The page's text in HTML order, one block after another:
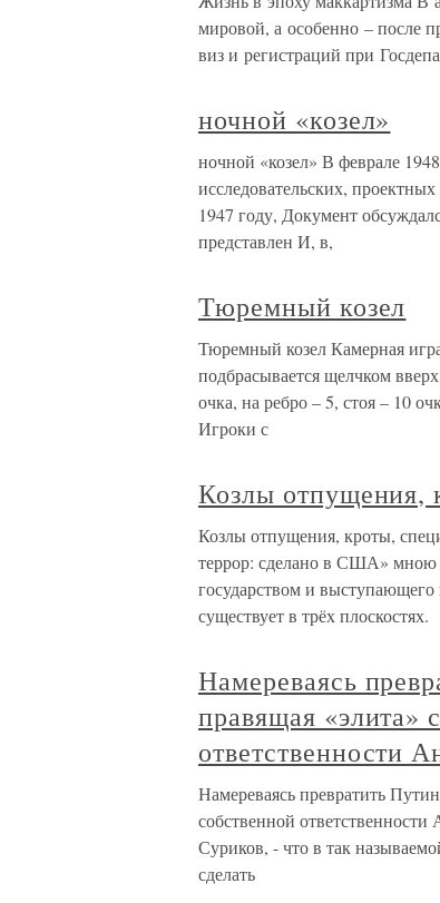
мировой, а особенно – после
виз и регистраций при
ночной «козел»
ночной «козел» В феврале
исследовательских,
1947 году, Документ
представлен И, в,
Тюремный козел
Тюремный козел Камерная
подбрасывается щелчком
очка, на ребро – 5, стоя – 10
Игроки с
Козлы отпущения,
Козлы отпущения, кроты,
террор: сделано в США» мною
государством и
существует в трёх плоскостях.
Намереваясь
правящая «элита»
ответственности
Намереваясь превратить
собственной
Суриков, - что в так
сделать